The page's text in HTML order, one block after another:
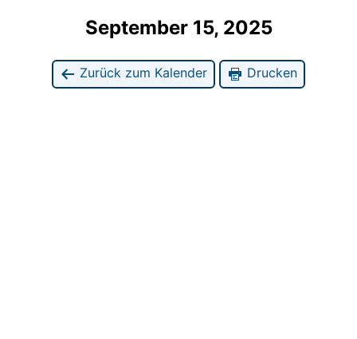
September 15, 2025
Zurück zum Kalender Drucken